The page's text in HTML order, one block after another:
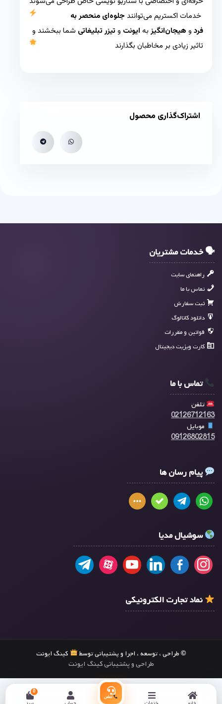
تماس
0
خدمات اکستریم می‌توانند جلوه‌ای منحصر به
فردو هیجان‌انگیزبه ایونت‌ و تیزر تبلیغاتی شما ببخشند و
تاثیر زیادی بر مخاطبان بگذارند
اشتراک‌گذاری محصول
🗣 خدمات مشتریان
راهنمای سایت
تماس با ما
ثبت سفارش
دانلود کاتالوگ
قوانین و مقررات
کارت ویزیت دیجیتال
تماس با ما
تلفن
02126712163
موبایل
09126802815
پیام رسان ها
سوشیال مدیا
نماد تجارت الکترونیکی
© طراحی ، توسعه ، اجرا و پشتیبانی توسط کینگ ایونت
طراحی و پشتیبانی کینگ ایونت